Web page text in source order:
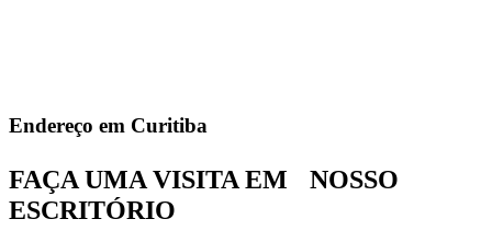
Endereço em Curitiba
FAÇA UMA VISITA EM NOSSO
ESCRITÓRIO